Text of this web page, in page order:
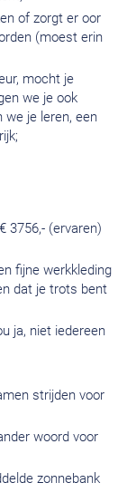
of zorgt er oor
(moest erin
mocht je
we je ook
we je leren, een
3756,- (ervaren)
fijne werkkleding
dat je trots bent
ja, niet iedereen
strijden voor
woord voor
zonnebank